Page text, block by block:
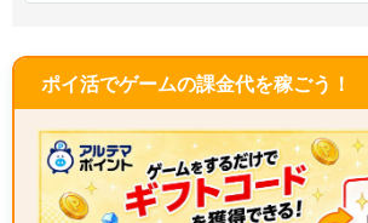
ポイ活でゲームの課金代を稼ごう！